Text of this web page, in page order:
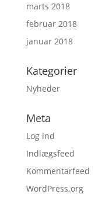
marts 2018
februar 2018
januar 2018
Kategorier
Nyheder
Meta
Log ind
Indlægsfeed
Kommentarfeed
WordPress.org